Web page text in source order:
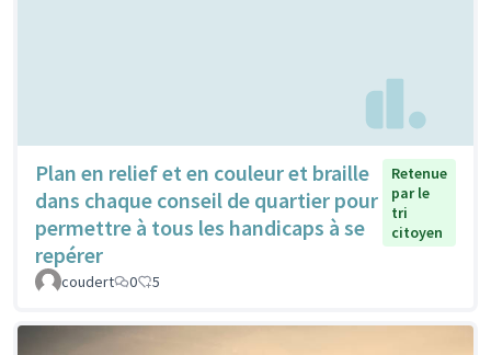
Plan en relief et en couleur et braille
dans chaque conseil de quartier pour
permettre à tous les handicaps à se
repérer
Retenue
par le
tri
citoyen
coudert 0 5